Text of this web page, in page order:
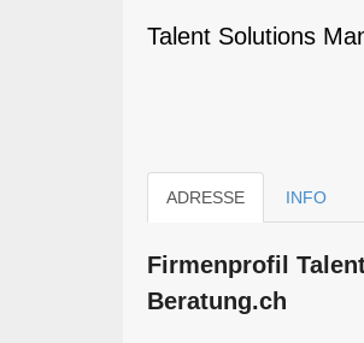
Talent Solutions
ADRESSE INFO
Firmen­profil
Beratung.ch